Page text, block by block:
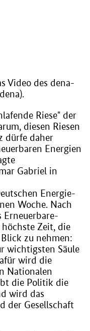
Video des dena-
Riese" der
diesen Riesen
dürfe daher
Energien
Gabriel in
Energie-
Woche. Nach
Erneuerbare-
höchste Zeit, die
zu nehmen:
wichtigsten Säule
wird die
Nationalen
die Politik die
wird das
der Gesellschaft